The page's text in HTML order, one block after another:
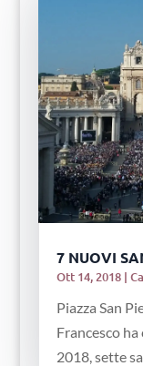
7 NUOVI
Ott 14, 2018|
Piazza San
Francesco
2018, sette